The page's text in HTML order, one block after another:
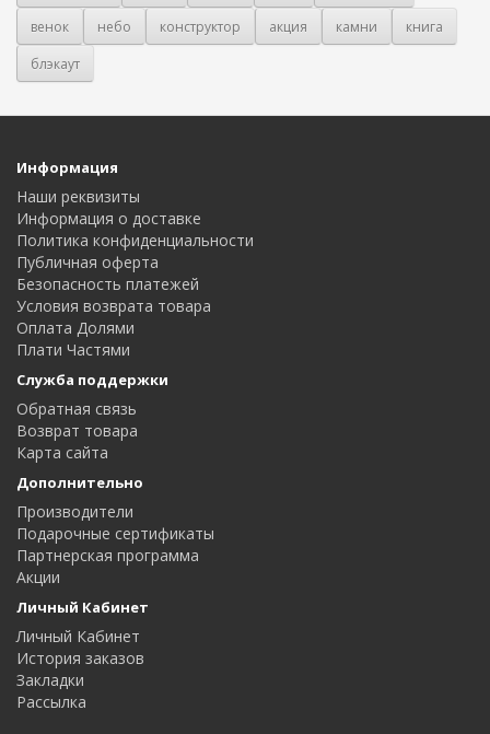
венок
небо конструктор акция камни
книга
блэкаут
Информация
Наши реквизиты
Информация о доставке
Политика конфиденциальности
Публичная оферта
Безопасность платежей
Условия возврата товара
Оплата Долями
Плати Частями
Служба поддержки
Обратная связь
Возврат товара
Карта сайта
Дополнительно
Производители
Подарочные сертификаты
Партнерская программа
Акции
Личный Кабинет
Личный Кабинет
История заказов
Закладки
Рассылка